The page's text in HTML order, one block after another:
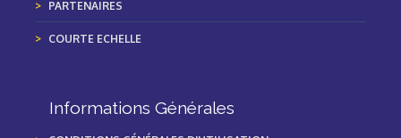
PARTENAIRES
COURTE ECHELLE
Informations Générales